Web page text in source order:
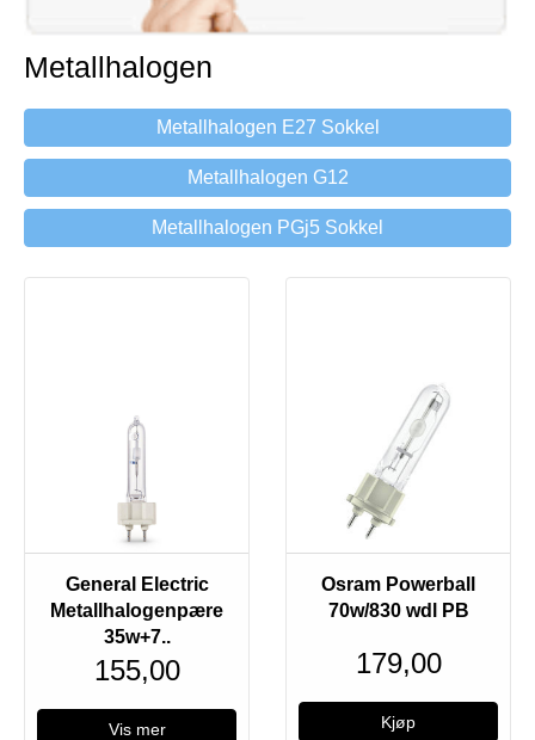
Metallhalogen
Metallhalogen E27 Sokkel
Metallhalogen G12
Metallhalogen PGj5 Sokkel
General Electric
Metallhalogenpære
35w+7..
155,00
Vis mer
Osram Powerball
70w/830 wdl PB
179,00